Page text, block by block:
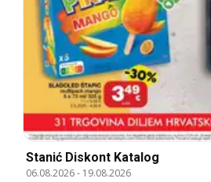
Stanić Diskont Katalog
06.08.2026- 19.08.2026